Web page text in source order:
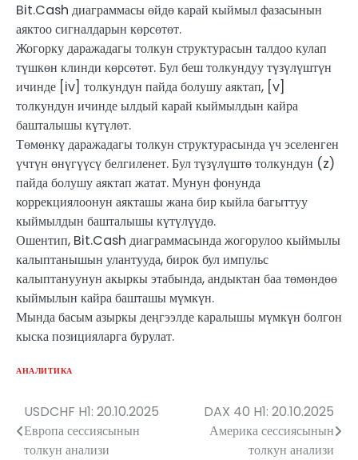
Bit.Cash диаграммасы өйдө карай кыймыл фазасынын
аяктоо сигналдарын көрсөтөт.
Жогорку даражадагы толкун структурасын талдоо кулап
түшкөн клинди көрсөтөт. Бул беш толкундуу түзүлүштүн
ичинде [iv] толкундун пайда болушу аяктап, [v]
толкундун ичинде ылдый карай кыймылдын кайра
башталышы күтүлөт.
Төмөнкү даражадагы толкун структурасында үч эселенген
үчтүн өнүгүүсү белгиленет. Бул түзүлүштө толкундун (z)
пайда болушу аяктап жатат. Мунун фонунда
коррекциялоонун аякташы жана бир кыйла багыттуу
кыймылдын башталышы күтүлүүдө.
Ошентип, Bit.Cash диаграммасында жогорулоо кыймылы
калыптанышын улантууда, бирок бул импульс
калыптануунун акыркы этабында, андыктан баа төмөндөө
кыймылын кайра башташы мүмкүн.
Мында басым азыркы деңгээлде каралышы мүмкүн болгон
кыска позицияларга бурулат.
АНАЛИТИКА
Жазуулар
боюнча
USDCHF H1: 20.10.2025
Европа сессиясынын
толкун анализи
DAX 40 H1: 20.10.2025
Америка сессиясынын
толкун анализи